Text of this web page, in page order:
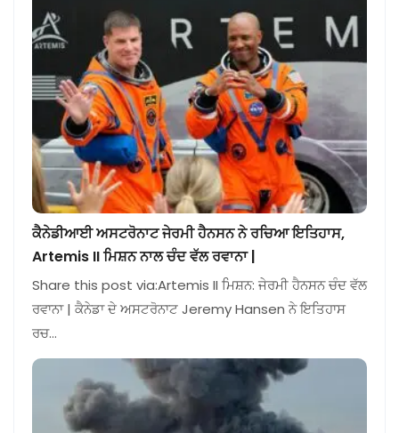
ਕੈਨੇਡੀਆਈ ਅਸਟਰੋਨਾਟ ਜੇਰਮੀ ਹੈਨਸਨ ਨੇ ਰਚਿਆ ਇਤਿਹਾਸ,
Artemis II ਮਿਸ਼ਨ ਨਾਲ ਚੰਦ ਵੱਲ ਰਵਾਨਾ |
Share this post via:Artemis II ਮਿਸ਼ਨ: ਜੇਰਮੀ ਹੈਨਸਨ ਚੰਦ ਵੱਲ
ਰਵਾਨਾ | ਕੈਨੇਡਾ ਦੇ ਅਸਟਰੋਨਾਟ Jeremy Hansen ਨੇ ਇਤਿਹਾਸ
ਰਚ…